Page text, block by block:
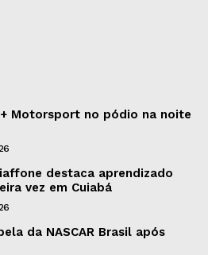
Motorsport no pódio na noite
destaca aprendizado
vez em Cuiabá
da NASCAR Brasil após